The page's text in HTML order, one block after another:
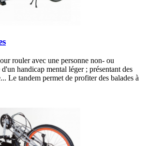
rouler avec une personne non- ou
handicap mental léger ; présentant des
Le tandem permet de profiter des balades à